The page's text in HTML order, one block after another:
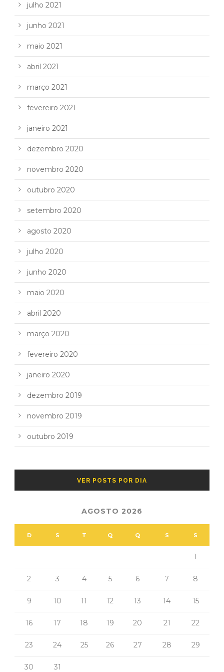
julho 2021
junho 2021
maio 2021
abril 2021
março 2021
fevereiro 2021
janeiro 2021
dezembro 2020
novembro 2020
outubro 2020
setembro 2020
agosto 2020
julho 2020
junho 2020
maio 2020
abril 2020
março 2020
fevereiro 2020
janeiro 2020
dezembro 2019
novembro 2019
outubro 2019
VER POSTS POR DIA
AGOSTO 2026
D S T Q Q S S
1
2 3 4 5 6 7 8
9 10 11 12 13 14 15
16 17 18 19 20 21 22
23 24 25 26 27 28 29
30 31